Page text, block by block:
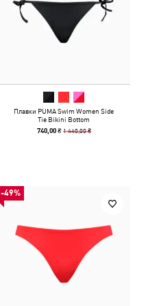
Плавки PUMA Swim Women Side
Tie Bikini Bottom
740,00 ₴ 1 440,00 ₴
-49%